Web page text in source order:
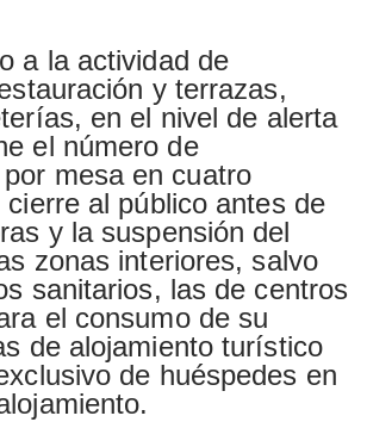
a la actividad de
y terrazas,
en el nivel de alerta
el número de
mesa en cuatro
al público antes de
y la suspensión del
zonas interiores, salvo
sanitarios, las de centros
el consumo de su
de alojamiento turístico
de huéspedes en